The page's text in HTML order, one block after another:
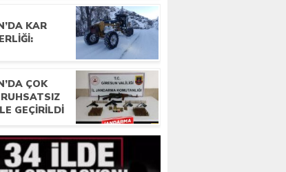
KAR
ÇOK
GEÇIRILDI